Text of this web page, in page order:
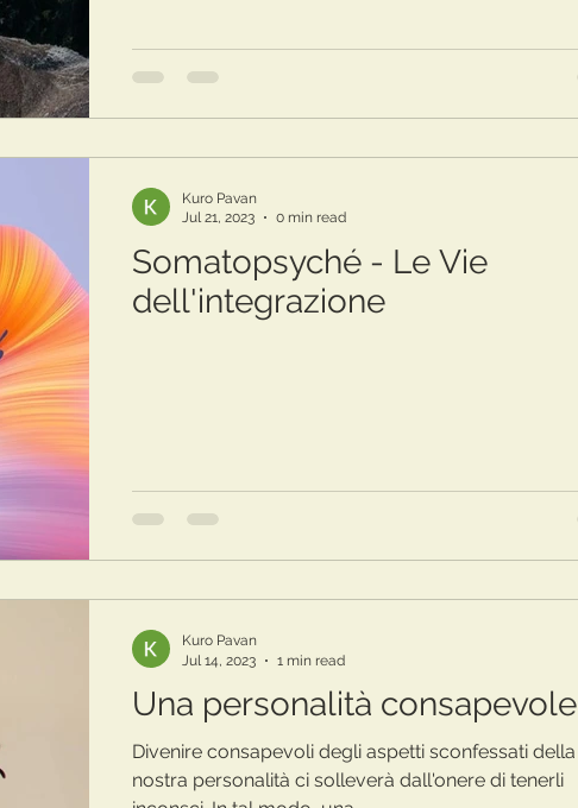
Somatopsyché - Le Vie
dell'integrazione
Kuro Pavan
Jul 21, 2023
0 min read
Una personalità consapevole
Divenire consapevoli degli aspetti sconfessati della
nostra personalità ci solleverà dall'onere di tenerli
Kuro Pavan
Jul 14, 2023
1 min read